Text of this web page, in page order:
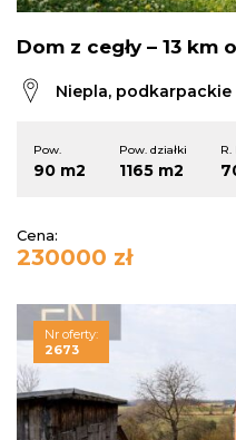
Dom z cegły – 13 km
Niepla, podkarpackie
Pow.
90 m2
Pow. działki
1165 m2
R.
Cena:
230000 zł
Nr oferty:
2673